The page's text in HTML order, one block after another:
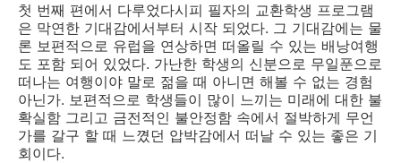
첫 번째 편에서 다루었다시피 필자의 교환학생 프로그램
은 막연한 기대감에서부터 시작 되었다. 그 기대감에는 물
론 보편적으로 유럽을 연상하면 떠올릴 수 있는 배낭여행
도 포함 되어 있었다. 가난한 학생의 신분으로 무일푼으로
떠나는 여행이야 말로 젊을 때 아니면 해볼 수 없는 경험
아닌가. 보편적으로 학생들이 많이 느끼는 미래에 대한 불
확실함 그리고 금전적인 불안정함 속에서 절박하게 무언
가를 갈구 할 때 느꼈던 압박감에서 떠날 수 있는 좋은 기
회이다.